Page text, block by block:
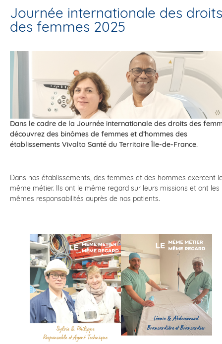
Journée internationale des droits
des femmes 2025
Dans le cadre de la Journée internationale des droits des
découvrez des binômes de femmes et d’hommes des
établissements Vivalto Santé du Territoire Île-de-France.
Dans nos établissements, des femmes et des hommes exercent
même métier. Ils ont le même regard sur leurs missions et ont les
mêmes responsabilités auprès de nos patients.